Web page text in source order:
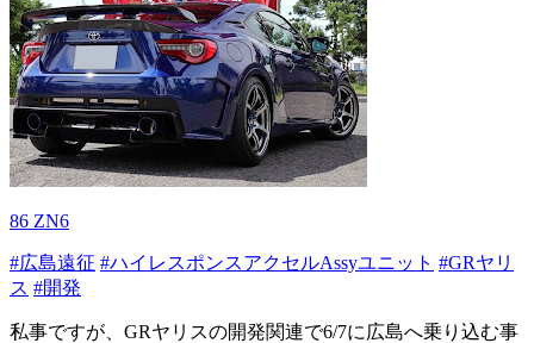
86 ZN6
#広島遠征 #ハイレスポンスアクセルAssyユニット #GRヤリ
ス #開発
私事ですが、GRヤリスの開発関連で6/7に広島へ乗り込む事